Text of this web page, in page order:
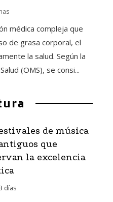
médica compleja que
de grasa corporal, el
la salud. Según la
(OMS), se consi...
de música
que
la excelencia
días